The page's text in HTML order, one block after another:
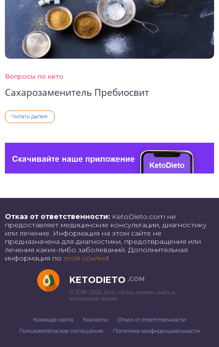
Вопросы по кето
Сахарозаменитель Пребиосвит
Читать далее
Отказ от ответственности: KetoDieto.com не
предоставляет медицинские консультации, диагностику
или лечение. Информация на этом сайте не
предназначена для диагностики, предотвращения или
лечения каких-либо заболеваний. Дополнительная
информация по этой ссылке!
KETODIETO .COM
© 2018–2026. Все, что вы хотели знать о
кетогенной диете
Команда сайта Контакты
Отказ от ответственности
Пользовательское соглашение
Политика конфиденциальности